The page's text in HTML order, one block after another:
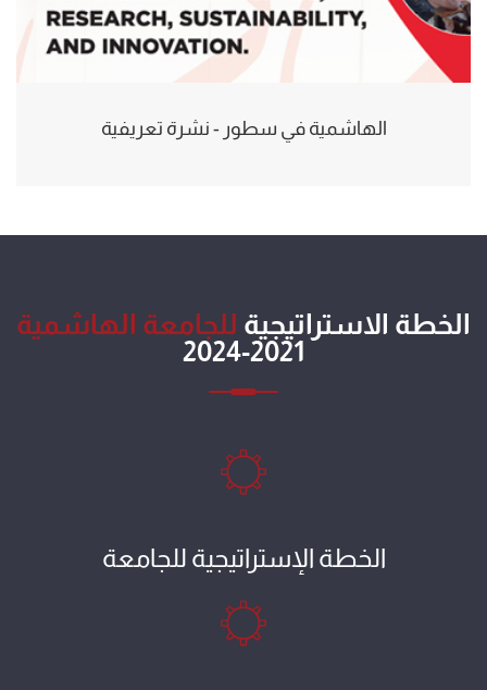
الهاشمية في سطور - نشرة تعريفية
الخطة الاستراتيجية للجامعة الهاشمية
2021-2024
الخطة الإستراتيجية للجامعة